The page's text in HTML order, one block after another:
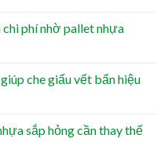
phí nhờ pallet nhựa
che giấu vết bẩn hiệu
sắp hỏng cần thay thế